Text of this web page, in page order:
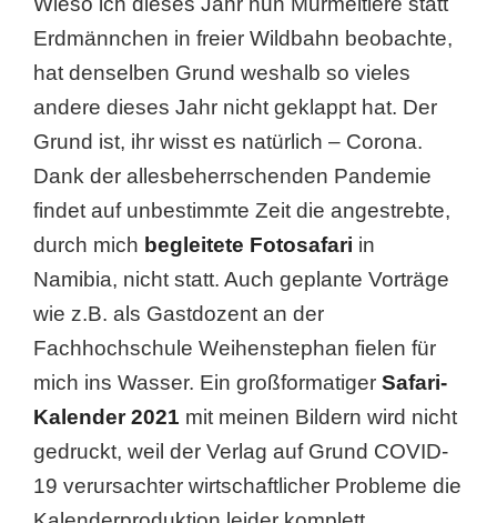
Erdmännchen in freier Wildbahn beobachte,
hat denselben Grund weshalb so vieles
andere dieses Jahr nicht geklappt hat. Der
Grund ist, ihr wisst es natürlich – Corona.
Dank der allesbeherrschenden Pandemie
findet auf unbestimmte Zeit die angestrebte,
durch mich begleitete Fotosafari in
Namibia, nicht statt. Auch geplante Vorträge
wie z.B. als Gastdozent an der
Fachhochschule Weihenstephan fielen für
mich ins Wasser. Ein großformatiger Safari-
Kalender 2021 mit meinen Bildern wird nicht
gedruckt, weil der Verlag auf Grund COVID-
19 verursachter wirtschaftlicher Probleme die